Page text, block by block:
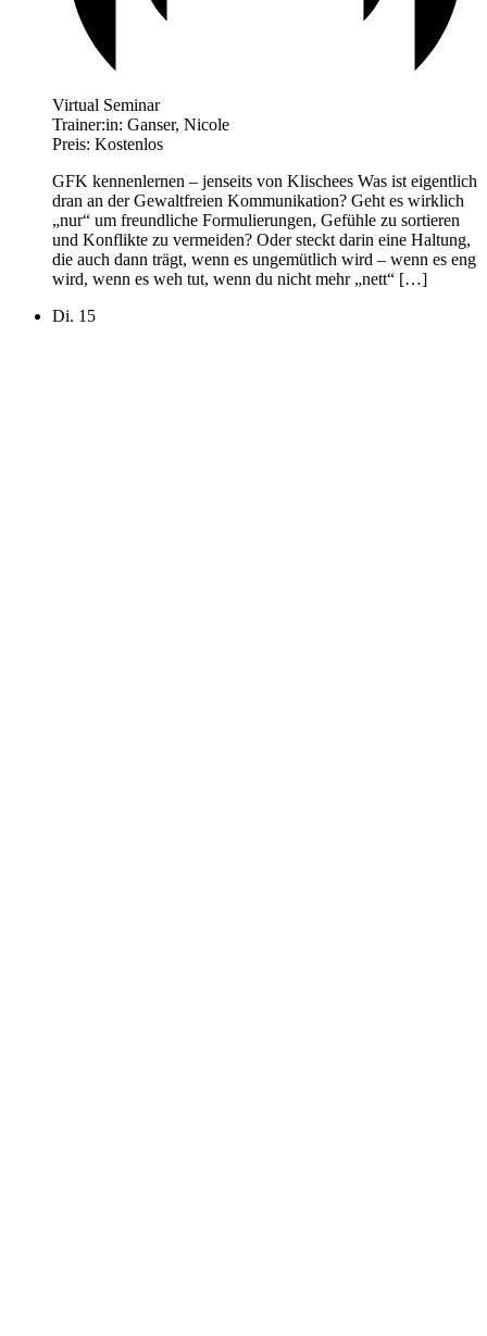
Virtual Seminar
Trainer:in: Ganser, Nicole
Preis: Kostenlos
GFK kennenlernen – jenseits von Klischees Was ist eigentlich
dran an der Gewaltfreien Kommunikation? Geht es wirklich
„nur“ um freundliche Formulierungen, Gefühle zu sortieren
und Konflikte zu vermeiden? Oder steckt darin eine Haltung,
die auch dann trägt, wenn es ungemütlich wird – wenn es eng
wird, wenn es weh tut, wenn du nicht mehr „nett“ […]
Di. 15